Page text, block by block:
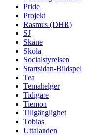
Pride
Projekt
Rasmus (DHR)
SJ
Skåne
Skola
Socialstyrelsen
Startsidan-Bildspel
Tea
Temahelger
Tidigare
Tiemon
Tillgänglighet
Tobias
Uttalanden